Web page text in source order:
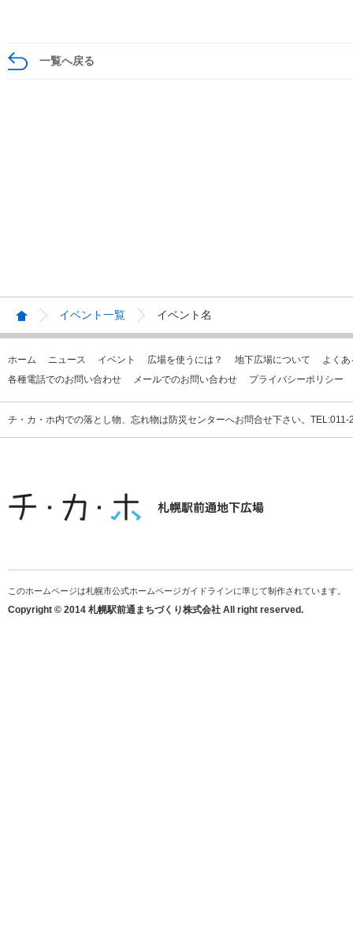
一覧へ戻る
イベント一覧 イベント名
ホーム ニュース イベント 広場を使うには？ 地下広場について
よく
各種電話でのお問い合わせ
メールでのお問い合わせ プライバシーポリシー
チ・カ・ホ内での落とし物、忘れ物は防災センターへお問合せ下さい。
このホームページは札幌市公式ホームページガイドラインに準じて制作されています。
Copyright © 2014 札幌駅前通まちづくり株式会社 All right reserved.